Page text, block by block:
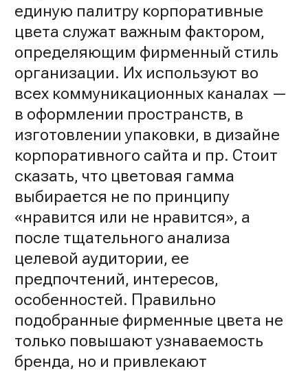
единую палитру корпоративные
цвета служат важным фактором,
определяющим фирменный стиль
организации. Их используют во
всех коммуникационных каналах —
в оформлении пространств, в
изготовлении упаковки, в дизайне
корпоративного сайта и пр. Стоит
сказать, что цветовая гамма
выбирается не по принципу
«нравится или не нравится», а
после тщательного анализа
целевой аудитории, ее
предпочтений, интересов,
особенностей. Правильно
подобранные фирменные цвета не
только повышают узнаваемость
бренда, но и привлекают